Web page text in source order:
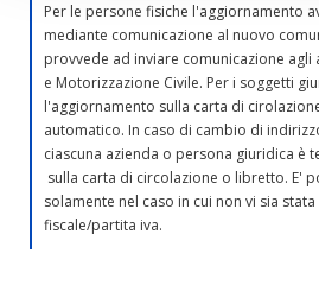
Per le persone fisiche l'aggiornamento
mediante comunicazione al nuovo
provvede ad inviare comunicazione agli
e Motorizzazione Civile. Per i soggetti
l'aggiornamento sulla carta di
automatico. In caso di cambio di
ciascuna azienda o persona giuridica è
sulla carta di circolazione o libretto. E'
solamente nel caso in cui non vi sia
fiscale/partita iva.